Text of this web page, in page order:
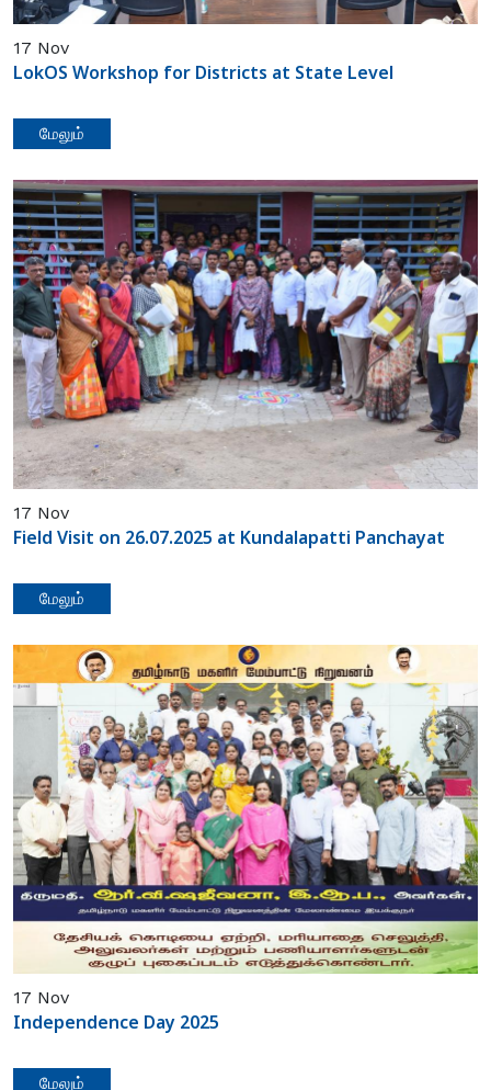
17 Nov
LokOS Workshop for Districts at State Level
மேலும்
17 Nov
Field Visit on 26.07.2025 at Kundalapatti Panchayat
மேலும்
17 Nov
Independence Day 2025
மேலும்